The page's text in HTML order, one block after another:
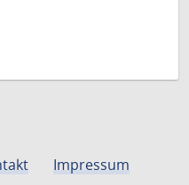
Impressum